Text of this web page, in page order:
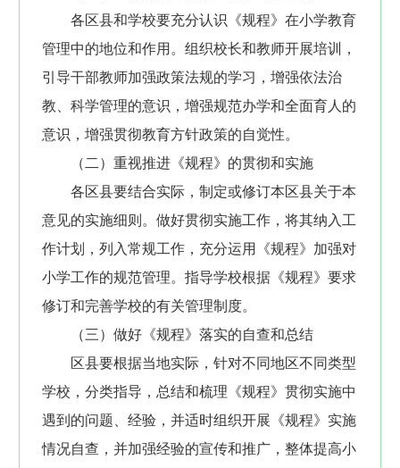
各区县和学校要充分认识《规程》在小学教育
管理中的地位和作用。组织校长和教师开展培训，
引导干部教师加强政策法规的学习，增强依法治
教、科学管理的意识，增强规范办学和全面育人的
意识，增强贯彻教育方针政策的自觉性。
（二）重视推进《规程》的贯彻和实施
各区县要结合实际，制定或修订本区县关于本
意见的实施细则。做好贯彻实施工作，将其纳入工
作计划，列入常规工作，充分运用《规程》加强对
小学工作的规范管理。指导学校根据《规程》要求
修订和完善学校的有关管理制度。
（三）做好《规程》落实的自查和总结
区县要根据当地实际，针对不同地区不同类型
学校，分类指导，总结和梳理《规程》贯彻实施中
遇到的问题、经验，并适时组织开展《规程》实施
情况自查，并加强经验的宣传和推广，整体提高小